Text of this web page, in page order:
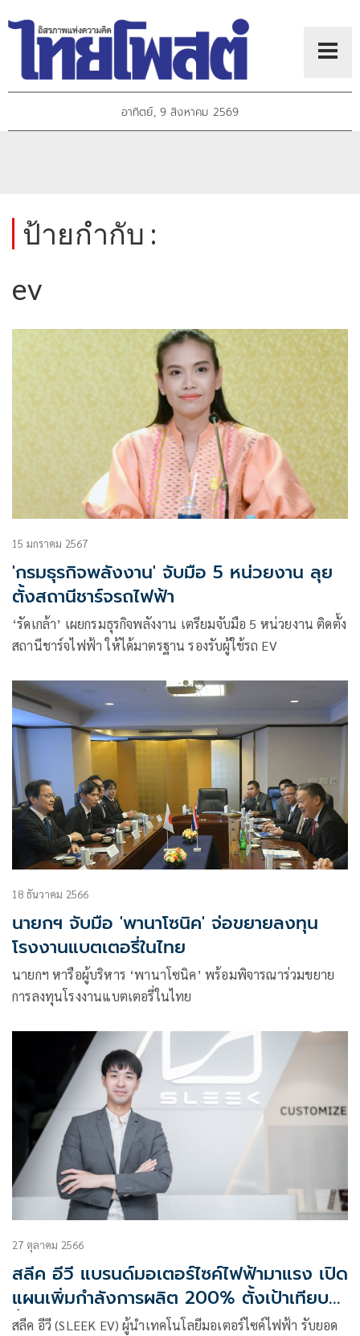
อาทิตย์, 9 สิงหาคม 2569
ป้ายกำกับ :
ev
15 มกราคม 2567
'กรมธุรกิจพลังงาน' จับมือ 5 หน่วยงาน ลุย
ตั้งสถานีชาร์จรถไฟฟ้า
‘รัดเกล้า’ เผยกรมธุรกิจพลังงาน เตรียมจับมือ 5 หน่วยงาน ติดตั้ง
สถานีชาร์จไฟฟ้า ให้ได้มาตรฐาน รองรับผู้ใช้รถ EV
18 ธันวาคม 2566
นายกฯ จับมือ 'พานาโซนิค' จ่อขยายลงทุน
โรงงานแบตเตอรี่ในไทย
นายกฯ หารือผู้บริหาร ‘พานาโซนิค’ พร้อมพิจารณาร่วมขยาย
การลงทุนโรงงานแบตเตอรี่ในไทย
27 ตุลาคม 2566
สลีค อีวี แบรนด์มอเตอร์ไซค์ไฟฟ้ามาแรง เปิด
แผนเพิ่มกำลังการผลิต 200% ตั้งเป้าเทียบ
ชั้นเจ้าตลาด
สลีค อีวี (SLEEK EV) ผู้นำเทคโนโลยีมอเตอร์ไซค์ไฟฟ้า รับยอด